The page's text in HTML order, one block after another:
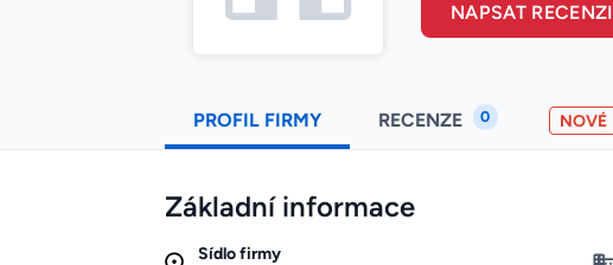
NAPSAT RECENZI
PROFIL FIRMY RECENZE 0 NOVÉ
Základní informace
Sídlo firmy